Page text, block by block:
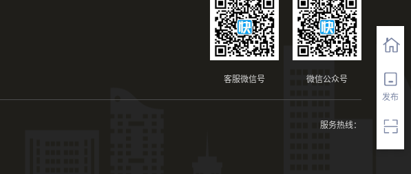
发布
微信公众号
客服微信号
服务热线：